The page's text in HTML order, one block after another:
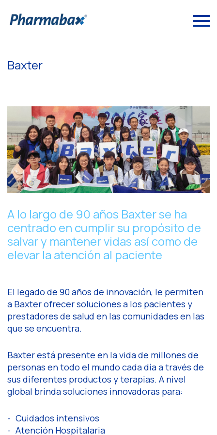
Baxter
A lo largo de 90 años Baxter se ha
centrado en cumplir su propósito de
salvar y mantener vidas así como de
elevar la atención al paciente
El legado de 90 años de innovación, le permiten
a Baxter ofrecer soluciones a los pacientes y
prestadores de salud en las comunidades en las
que se encuentra.
Baxter está presente en la vida de millones de
personas en todo el mundo cada día a través de
sus diferentes productos y terapias. A nivel
global brinda soluciones innovadoras para:
Cuidados intensivos
Atención Hospitalaria